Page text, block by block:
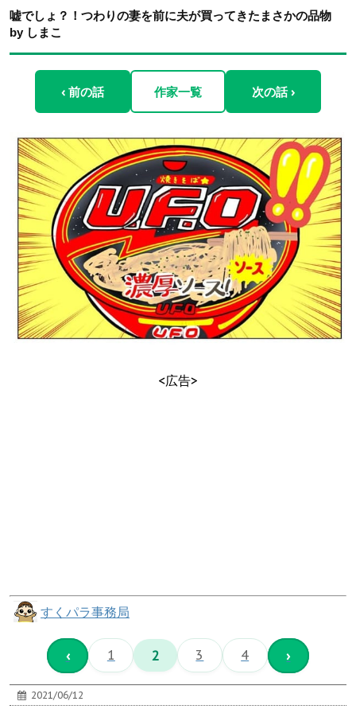
嘘でしょ？！つわりの妻を前に夫が買ってきたまさかの品物
by しまこ
‹ 前の話 作家一覧 次の話 ›
<広告>
すくパラ事務局
‹ 1 2 3 4 ›
2021/06/12